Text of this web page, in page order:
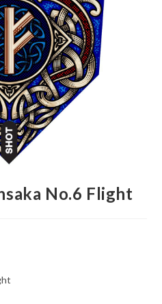
No.6 Flight